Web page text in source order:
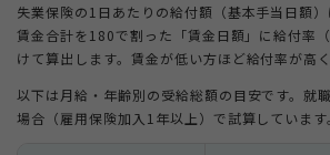
失業保険の1日あたりの給付額（基本手当日額
賃金合計を180で割った「賃金日額」に給付率
けて算出します。賃金が低い方ほど給付率が高
以下は月給・年齢別の受給総額の目安です。就
場合（雇用保険加入1年以上）で試算しています